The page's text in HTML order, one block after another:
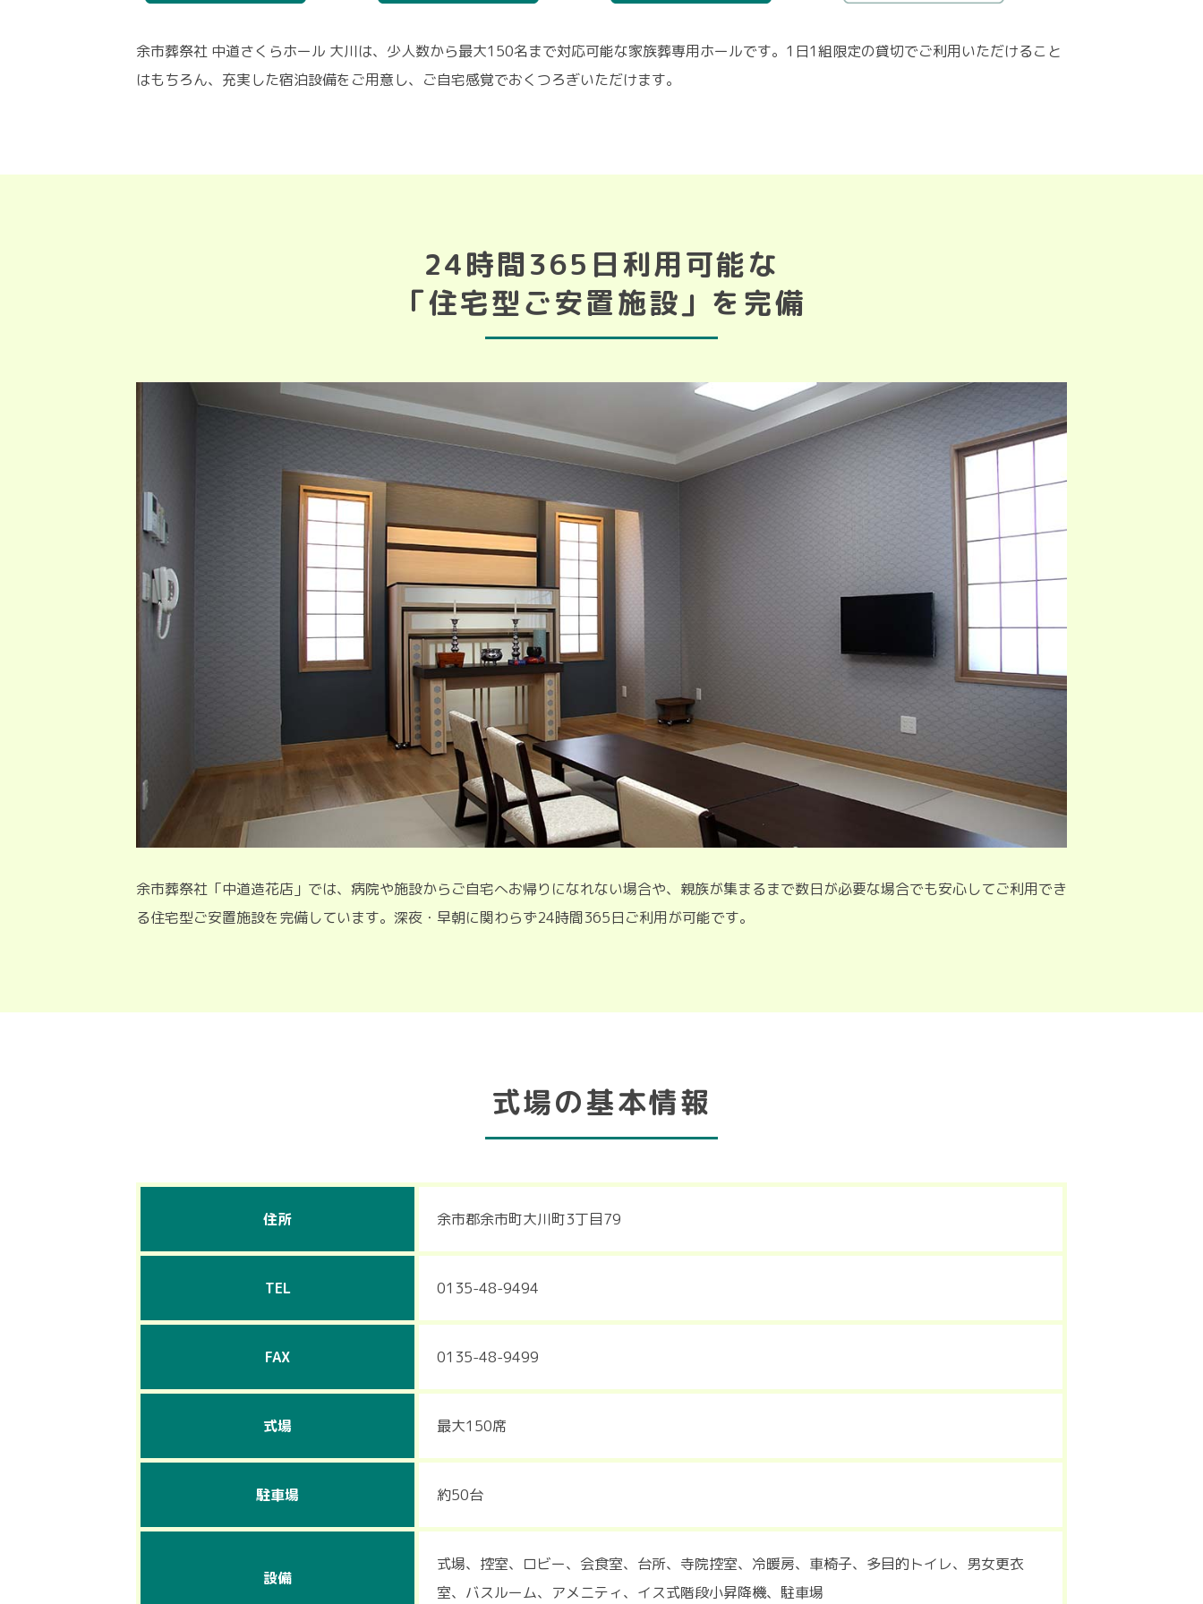
余市葬祭社 中道さくらホール 大川は、少人数から最大150名まで対応可能な家族葬専用ホールです。1日1組限定の貸切でご利用いただけること
はもちろん、充実した宿泊設備をご用意し、ご自宅感覚でおくつろぎいただけます。
24時間365日利用可能な
「住宅型ご安置施設」を完備
余市葬祭社「中道造花店」では、病院や施設からご自宅へお帰りになれない場合や、親族が集まるまで数日が必要な場合でも安心してご利用でき
る住宅型ご安置施設を完備しています。深夜・早朝に関わらず24時間365日ご利用が可能です。
式場の基本情報
住所 余市郡余市町大川町3丁目79
TEL 0135-48-9494
FAX 0135-48-9499
式場 最大150席
駐車場 約50台
設備
式場、控室、ロビー、会食室、台所、寺院控室、冷暖房、車椅子、多目的トイレ、男女更衣
室、バスルーム、アメニティ、イス式階段小昇降機、駐車場